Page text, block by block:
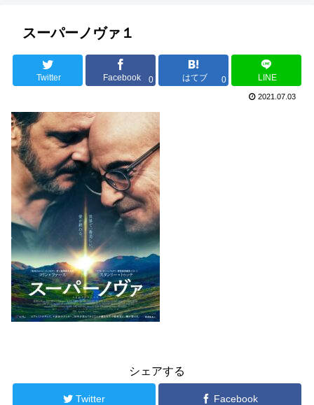
スーパーノヴァ１
Twitter Facebook 0 はてブ 0 LINE
2021.07.03
シェアする
Twitter Facebook